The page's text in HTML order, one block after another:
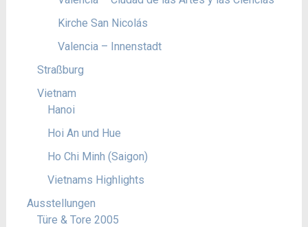
Kirche San Nicolás
Valencia – Innenstadt
Straßburg
Vietnam
Hanoi
Hoi An und Hue
Ho Chi Minh (Saigon)
Vietnams Highlights
Ausstellungen
Türe & Tore 2005